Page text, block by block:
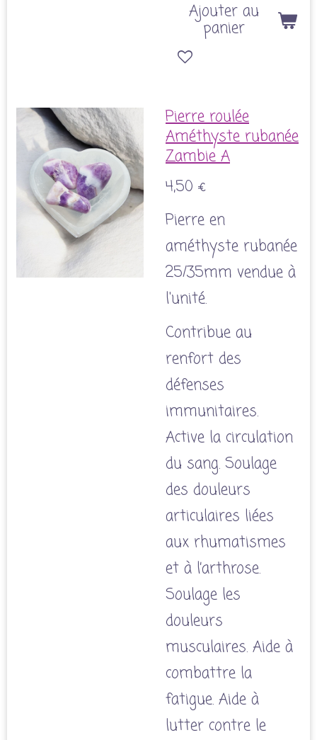
Ajouter au
panier
Pierre roulée
Améthyste rubanée
Zambie A
4,50 €
Pierre en
améthyste rubanée
25/35mm vendue à
l'unité.
Contribue au
renfort des
défenses
immunitaires.
Active la circulation
du sang. Soulage
des douleurs
articulaires liées
aux rhumatismes
et à l’arthrose.
Soulage les
douleurs
musculaires. Aide à
combattre la
fatigue. Aide à
lutter contre le